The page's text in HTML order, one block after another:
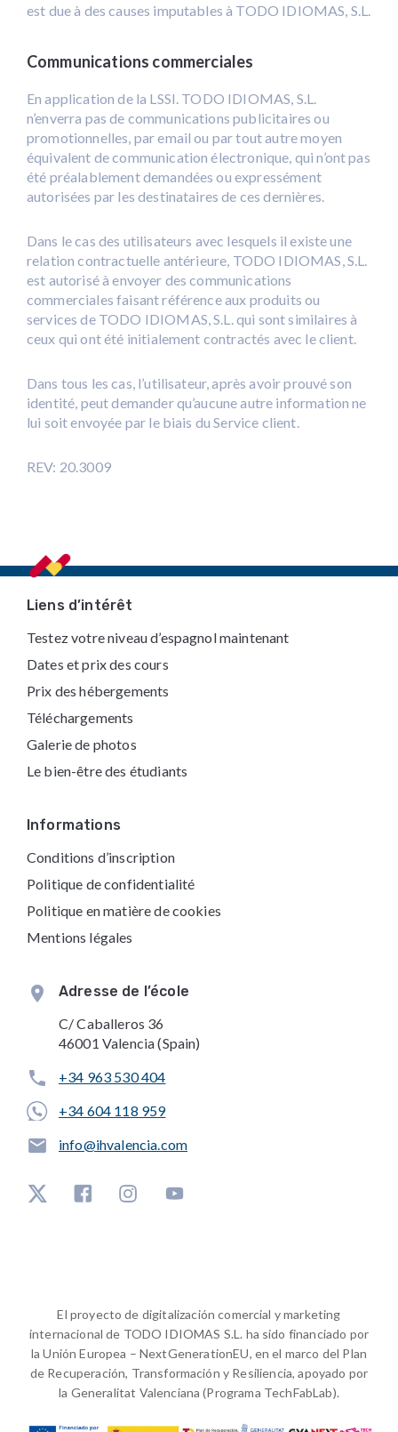
est due à des causes imputables à TODO IDIOMAS, S.L.
Communications commerciales
En application de la LSSI. TODO IDIOMAS, S.L.
n’enverra pas de communications publicitaires ou
promotionnelles, par email ou par tout autre moyen
équivalent de communication électronique, qui n’ont pas
été préalablement demandées ou expressément
autorisées par les destinataires de ces dernières.
Dans le cas des utilisateurs avec lesquels il existe une
relation contractuelle antérieure, TODO IDIOMAS, S.L.
est autorisé à envoyer des communications
commerciales faisant référence aux produits ou
services de TODO IDIOMAS, S.L. qui sont similaires à
ceux qui ont été initialement contractés avec le client.
Dans tous les cas, l’utilisateur, après avoir prouvé son
identité, peut demander qu’aucune autre information ne
lui soit envoyée par le biais du Service client.
REV: 20.3009
FooterLiens d’intérêt
Testez votre niveau d’espagnol maintenant
Dates et prix des cours
Prix des hébergements
Téléchargements
Galerie de photos
Le bien-être des étudiants
Informations
Conditions d’inscription
Politique de confidentialité
Politique en matière de cookies
Mentions légales
Adresse de l’école
C/ Caballeros 36
46001 Valencia (Spain)
+34 963 530 404
+34 604 118 959
info@ihvalencia.com
El proyecto de digitalización comercial y marketing
internacional de TODO IDIOMAS S.L. ha sido financiado por
la Unión Europea – NextGenerationEU, en el marco del Plan
de Recuperación, Transformación y Resiliencia, apoyado por
la Generalitat Valenciana (Programa TechFabLab).